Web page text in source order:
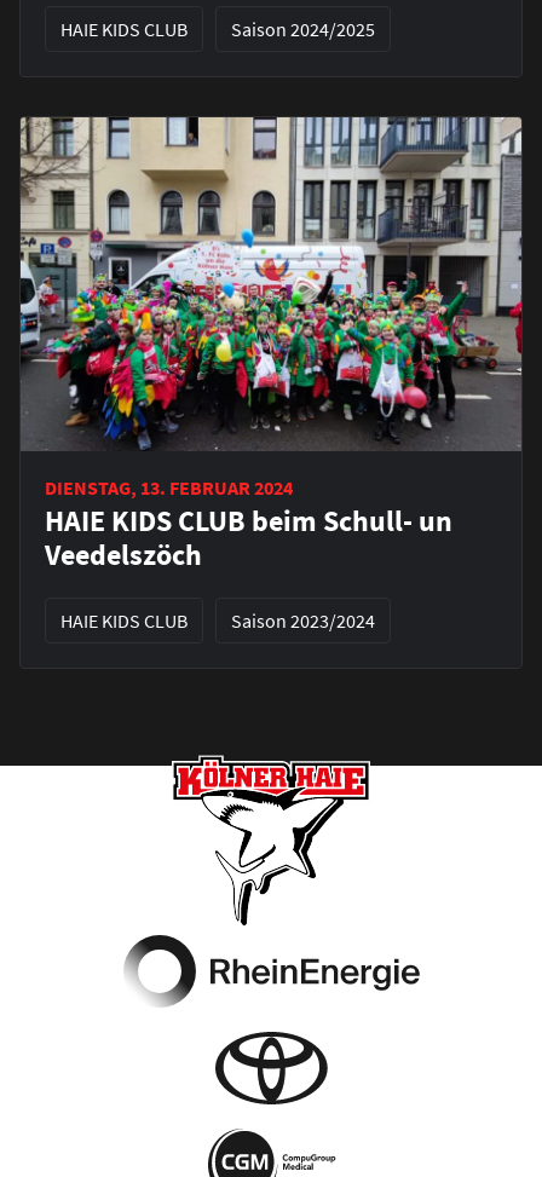
HAIE KIDS CLUB Saison 2024/2025
DIENSTAG, 13. FEBRUAR 2024
HAIE KIDS CLUB beim Schull- un
Veedelszöch
HAIE KIDS CLUB Saison 2023/2024